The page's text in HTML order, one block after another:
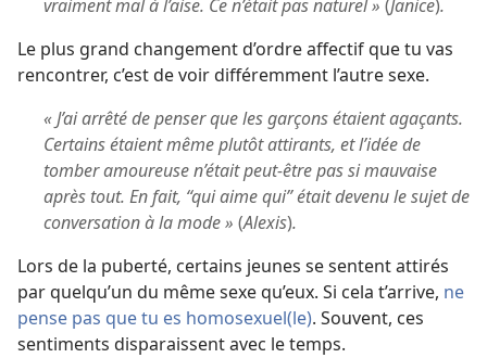
vraiment mal à l’aise. Ce n’était pas naturel » (Janice).
Le plus grand changement d’ordre affectif que tu vas
rencontrer, c’est de voir différemment l’autre sexe.
« J’ai arrêté de penser que les garçons étaient agaçants.
Certains étaient même plutôt attirants, et l’idée de
tomber amoureuse n’était peut-être pas si mauvaise
après tout. En fait, “qui aime qui” était devenu le sujet de
conversation à la mode » (Alexis).
Lors de la puberté, certains jeunes se sentent attirés
par quelqu’un du même sexe qu’eux. Si cela t’arrive, ne
pense pas que tu es homosexuel(le). Souvent, ces
sentiments disparaissent avec le temps.